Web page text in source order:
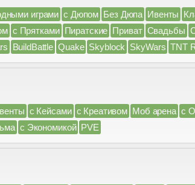
играми с Дюпом Без Дюпа Ивенты
с Прятками Пиратские Приват Свадьбы
BuildBattle Quake Skyblock SkyWars TNT
с Кейсами с Креативом Моб арена с
с Экономикой PVE